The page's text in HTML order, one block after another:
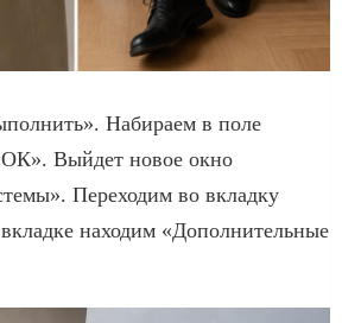
Набираем в поле
Выйдет новое окно
Переходим во вкладку
находим «Дополнительные